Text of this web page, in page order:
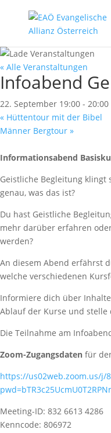
« Alle Veranstaltungen
Infoabend
22. September 19:00 - 20:00
« Hüttentour mit der Bibel
Männer Bergtour »
Informationsabend
Geistliche Begleitung
genau, was das ist?
Du hast Geistliche
mehr darüber erfahren
werden?
An diesem Abend erfährst
welche verschiedenen
Informiere dich über
Ablauf der Kurse und stelle
Die Teilnahme am
Zoom-Zugangsdaten für
https://us02web.zoom.us/j/
Meeting-ID: 832 6613 4286
Kenncode: 806972